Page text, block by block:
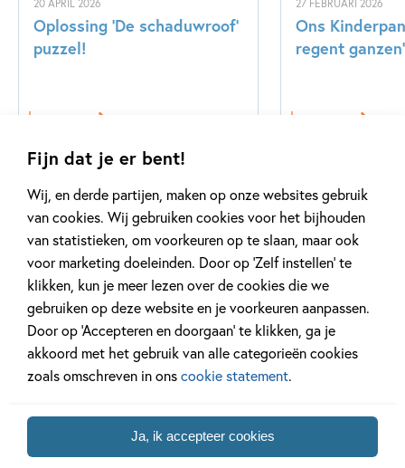
Fijn dat je er bent!
Wij, en derde partijen, maken op onze websites gebruik
van cookies. Wij gebruiken cookies voor het bijhouden
van statistieken, om voorkeuren op te slaan, maar ook
voor marketing doeleinden. Door op ‘Zelf instellen’ te
klikken, kun je meer lezen over de cookies die we
gebruiken op deze website en je voorkeuren aanpassen.
Door op ‘Accepteren en doorgaan’ te klikken, ga je
akkoord met het gebruik van alle categorieën cookies
zoals omschreven in onscookie statement.
Ja, ik accepteer cookies
20 APRIL 2026
Oplossing ‘De schaduwroof’
puzzel!
Lees meer
27 FEBRUARI 2026
Ons
regent ganzen’
Lees meer
Bekijk alle artikelen
Meer van deze auteur